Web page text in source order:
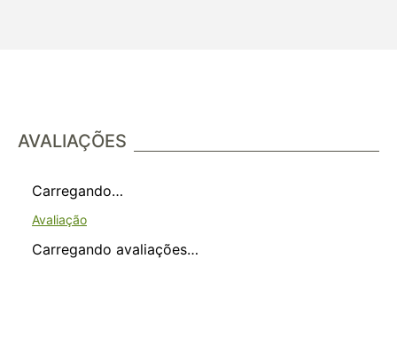
AVALIAÇÕES
Carregando…
Carregando avaliações…